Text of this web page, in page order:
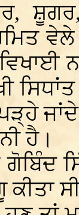
ਵੇਲੇ
ਹੈ।
ਕੀਤਾ